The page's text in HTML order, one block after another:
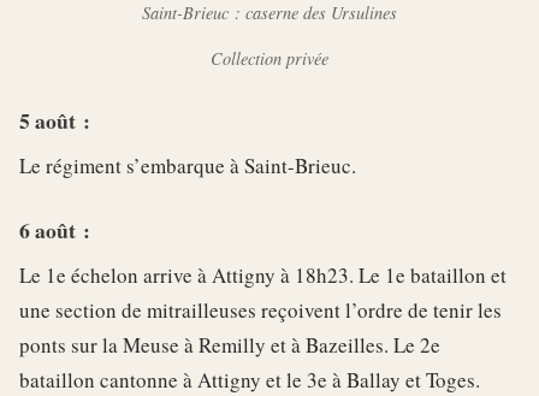
Saint-Brieuc : caserne des Ursulines
Collection privée
5 août :
Le régiment s’embarque à Saint-Brieuc.
6 août :
Le 1e échelon arrive à Attigny à 18h23. Le 1e bataillon et
une section de mitrailleuses reçoivent l’ordre de tenir les
ponts sur la Meuse à Remilly et à Bazeilles. Le 2e
bataillon cantonne à Attigny et le 3e à Ballay et Toges.